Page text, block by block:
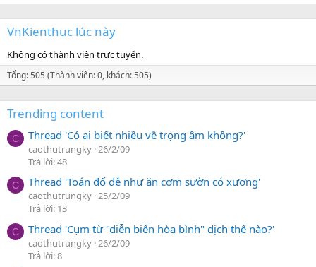
VnKienthuc lúc này
Không có thành viên trực tuyến.
Tổng: 505 (Thành viên: 0, khách: 505)
Trending content
C Thread 'Có ai biết nhiều về trọng âm không?'
caothutrungky 26/2/09
Trả lời: 48
C Thread 'Toán đố dễ như ăn cơm sườn có xương'
caothutrungky 25/2/09
Trả lời: 13
C Thread 'Cụm từ "diễn biến hòa bình" dịch thế nào?'
caothutrungky 26/2/09
Trả lời: 8